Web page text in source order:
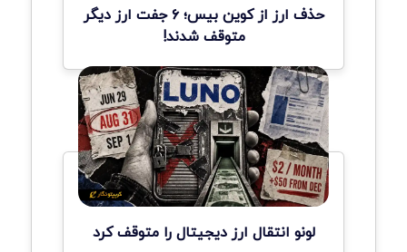
حذف ارز از کوین بیس؛ ۶ جفت ارز دیگر
متوقف شدند!
لونو انتقال ارز دیجیتال را متوقف کرد